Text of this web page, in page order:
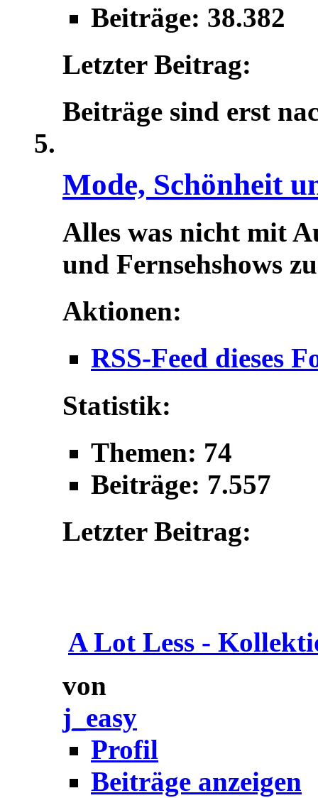
Beiträge: 38.382
Letzter Beitrag:
Beiträge sind erst
Mode, Schönheit
Alles was nicht mit
und Fernsehshows
Aktionen:
RSS-Feed dieses
Statistik:
Themen: 74
Beiträge: 7.557
Letzter Beitrag:
A Lot Less -
von
j_easy
Profil
Beiträge anzeigen